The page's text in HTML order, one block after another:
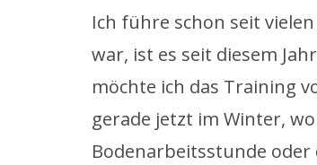
Ich führe schon seit
war, ist es seit diesem
möchte ich das Training
gerade jetzt im Winter,
Bodenarbeitsstunde